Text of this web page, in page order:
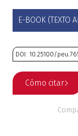
Estudios
Filosofía
E-BOOK (TEXTO
DOI: 10.25100/
Cómo citar